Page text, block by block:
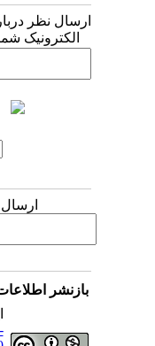
ارسال نظر
الکترونیک
ارسال
بازنشر اطلاعات